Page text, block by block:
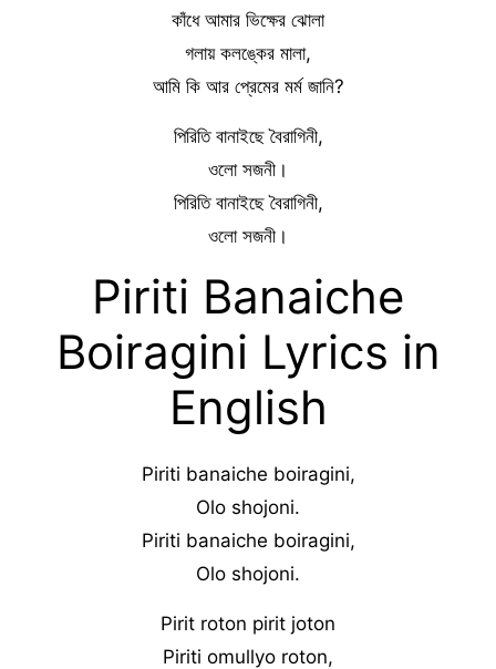
কাঁধে আমার ভিক্ষের ঝোলা
গলায় কলঙ্কের মালা,
আমি কি আর প্রেমের মর্ম জানি?
পিরিতি বানাইছে বৈরাগিনী,
ওলো সজনী।
পিরিতি বানাইছে বৈরাগিনী,
ওলো সজনী।
Piriti Banaiche
Boiragini Lyrics in
English
Piriti banaiche boiragini,
Olo shojoni.
Piriti banaiche boiragini,
Olo shojoni.
Pirit roton pirit joton
Piriti omullyo roton,